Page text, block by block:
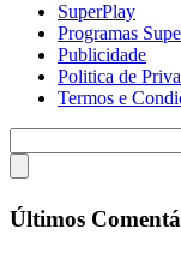
SuperPlay
Programas
Publicidade
Politica de
Termos e
Últimos